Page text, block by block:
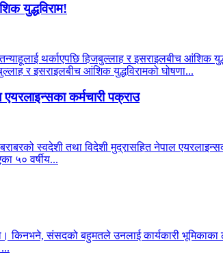
युद्धविराम!
थर्काएपछि हिजबुल्लाह र इसराइलबीच
र इसराइलबीच आंशिक युद्धविरामको घोषणा...
कर्मचारी पक्राउ
स्वदेशी तथा विदेशी मुद्रासहित नेपाल
५० वर्षीय...
किनभने, संसदको बहुमतले उनलाई कार्यकारी